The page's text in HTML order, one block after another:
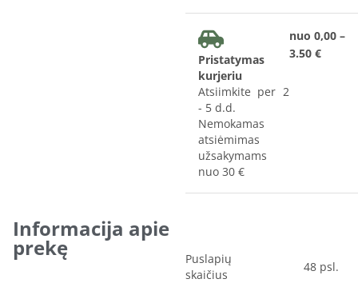
Pristatymas
kurjeriu
Atsiimkite per 2
- 5 d.d.
Nemokamas
atsiėmimas
užsakymams
nuo 30 €
nuo 0,00 –
3.50 €
Informacija apie
prekę
Puslapių
skaičius
48 psl.